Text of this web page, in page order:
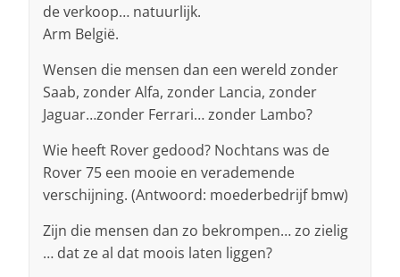
de verkoop… natuurlijk.
Arm België.
Wensen die mensen dan een wereld zonder
Saab, zonder Alfa, zonder Lancia, zonder
Jaguar…zonder Ferrari… zonder Lambo?
Wie heeft Rover gedood? Nochtans was de
Rover 75 een mooie en verademende
verschijning. (Antwoord: moederbedrijf bmw)
Zijn die mensen dan zo bekrompen… zo zielig
… dat ze al dat moois laten liggen?